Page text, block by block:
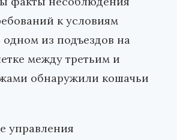
к условиям
из подъездов на
между третьим и
обнаружили кошачьи
управления